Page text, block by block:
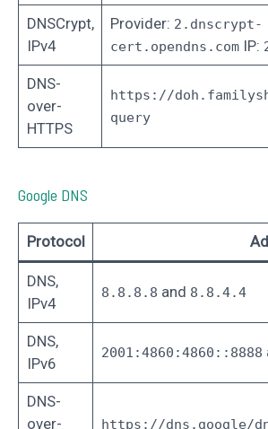
DNSCrypt,
IPv4
Provider: 2.dnscrypt-
cert.opendns.comIP:
DNS-
over-
HTTPS
https://
query
Google DNS
Protocol
DNS,
IPv4
8.8.8.8 and 8.8.4.4
DNS,
IPv6
2001:4860:4860::8888
DNS-
over-
https://dns.google/